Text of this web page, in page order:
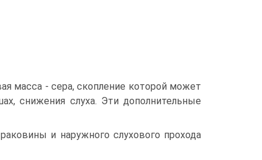
масса - сера, скопление которой может
снижения слуха. Эти дополнительные
и наружного слухового прохода